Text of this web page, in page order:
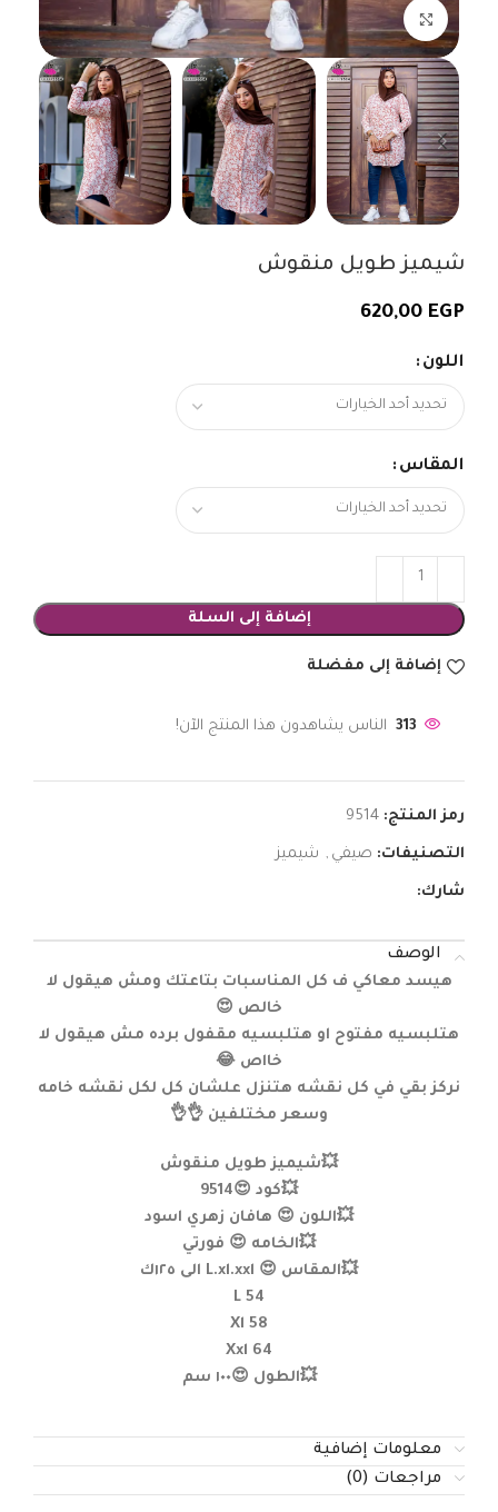
اضغط للتكبير
شيميز طويل منقوش
620,00 EGP
اللون
المقاس
إضافة إلى السلة
إضافة إلى مفضلة
313 الناس يشاهدون هذا المنتج الآن!
رمز المنتج: 9514
التصنيفات: صيفي , شيميز
شارك:
الوصف
هيسد معاكي ف كل المناسبات بتاعتك ومش هيقول لا
خالص 😍
هتلبسيه مفتوح او هتلبسيه مقفول برده مش هيقول لا
خااص 😂
نركز بقي في كل نقشه هتنزل علشان كل لكل نقشه خامه
وسعر مختلفين 👌👌
💥شيميز طويل منقوش
💥كود 😍9514
💥اللون 😍 هافان زهري اسود
💥الخامه 😍 فورتي
💥المقاس 😍 L.xl.xxl الى ١٢٥ك
L 54
Xl 58
Xxl 64
💥الطول 😍١٠٠ سم
معلومات إضافية
مراجعات (0)